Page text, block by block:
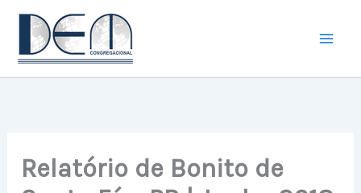
conteúdo
Relatório de Bonito de